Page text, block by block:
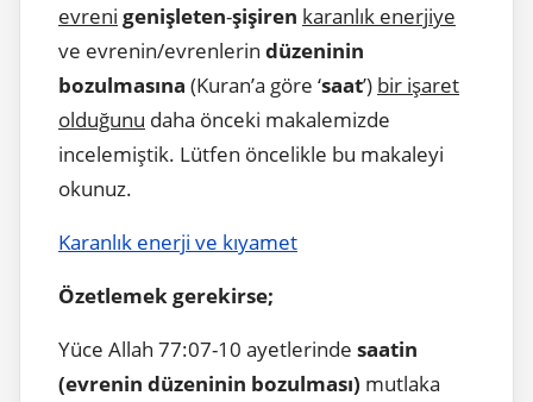
evreni genişleten-şişiren karanlık enerjiye
ve evrenin/evrenlerin düzeninin
bozulmasına (Kuran’a göre ‘saat’) bir işaret
olduğunu daha önceki makalemizde
incelemiştik. Lütfen öncelikle bu makaleyi
okunuz.
Karanlık enerji ve kıyamet
Özetlemek gerekirse;
Yüce Allah 77:07-10 ayetlerinde saatin
(evrenin düzeninin bozulması) mutlaka